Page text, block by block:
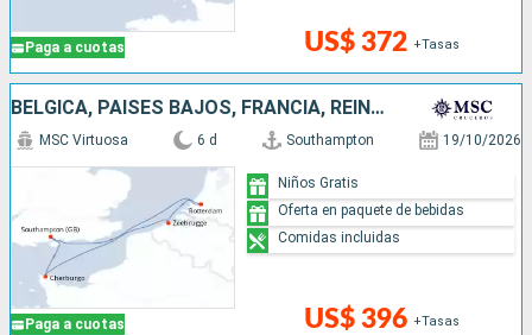
Paga a cuotas US$ 372 +Tasas
BÉLGICA, PAISES BAJOS, FRANCIA, REINO UNIDO
Paga a cuotas
MSC Virtuosa 6 d Southampton 19/10/2026
US$ 396 +Tasas
Niños Gratis
Oferta en paquete de bebidas
Comidas incluidas